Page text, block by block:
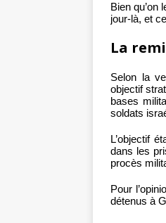
Bien qu’on
jour-là, et
La
Selon la
objectif
bases
soldats
L’objectif
dans les
procès
Pour
détenus à